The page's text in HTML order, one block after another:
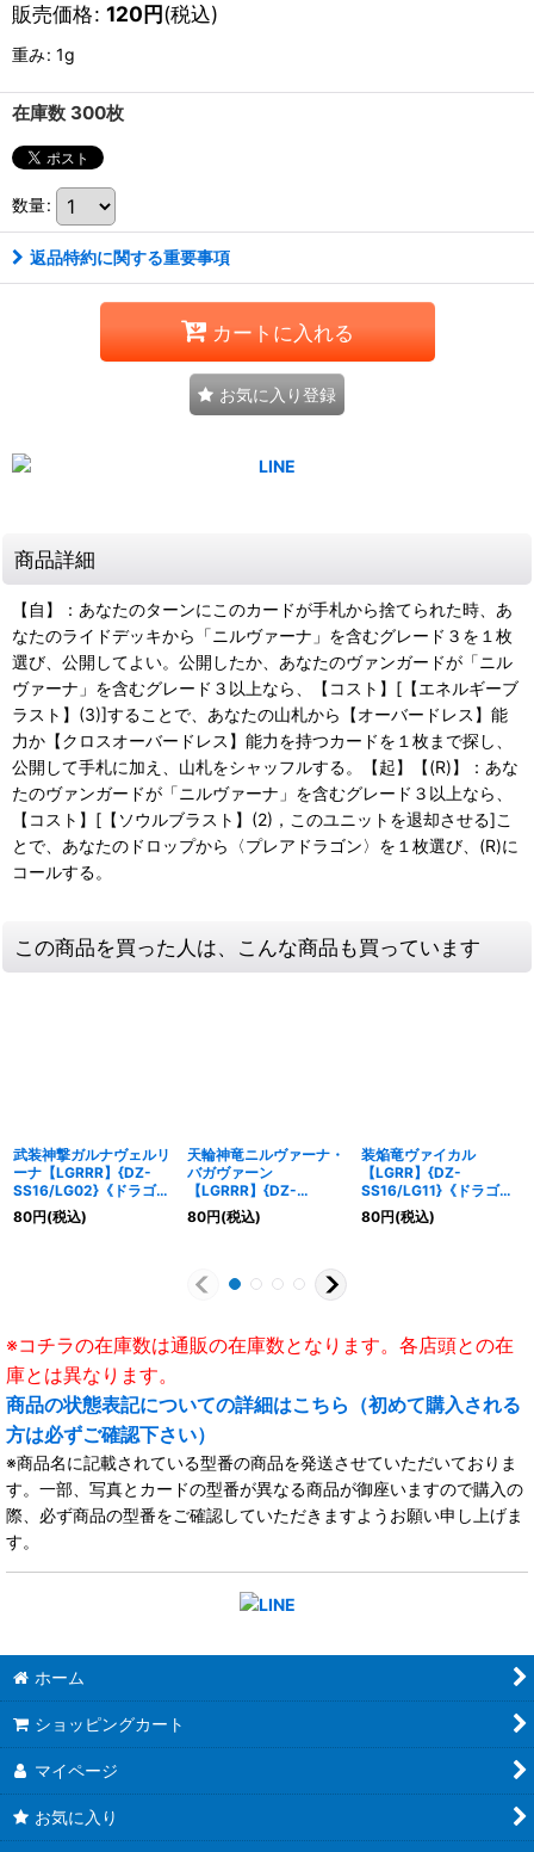
販売価格: 120円(税込)
重み: 1g
在庫数 300枚
数量:
返品特約に関する重要事項
カートに入れる
お気に入り登録
商品詳細
【自】：あなたのターンにこのカードが手札から捨てられた時、あ
なたのライドデッキから「ニルヴァーナ」を含むグレード３を１枚
選び、公開してよい。公開したか、あなたのヴァンガードが「ニル
ヴァーナ」を含むグレード３以上なら、【コスト】[【エネルギーブ
ラスト】(3)]することで、あなたの山札から【オーバードレス】能
力か【クロスオーバードレス】能力を持つカードを１枚まで探し、
公開して手札に加え、山札をシャッフルする。【起】【(R)】：あな
たのヴァンガードが「ニルヴァーナ」を含むグレード３以上なら、
【コスト】[【ソウルブラスト】(2)，このユニットを退却させる]こ
とで、あなたのドロップから〈プレアドラゴン〉を１枚選び、(R)に
コールする。
この商品を買った人は、こんな商品も買っています
武装神撃ガルナヴェルリ
ーナ【LGRRR】{DZ-
SS16/LG02}《ドラゴン
エンパイア》
80円(税込)
天輪神竜ニルヴァーナ・
バガヴァーン
【LGRRR】{DZ-
SS16/LG01}《ドラゴン
エンパイア》
80円(税込)
装焔竜ヴァイカル
【LGRR】{DZ-
SS16/LG11}《ドラゴン
エンパイア》
80円(税込)
※コチラの在庫数は通販の在庫数となります。各店頭との在
庫とは異なります。
商品の状態表記についての詳細はこちら（初めて購入される
方は必ずご確認下さい）
※商品名に記載されている型番の商品を発送させていただいておりま
す。一部、写真とカードの型番が異なる商品が御座いますので購入の
際、必ず商品の型番をご確認していただきますようお願い申し上げま
す。
ホーム
ショッピングカート
マイページ
お気に入り